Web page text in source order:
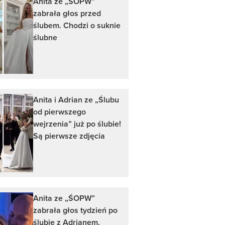
zabrała głos przed
ślubem. Chodzi o suknie
ślubne
Anita i Adrian ze „Ślubu
od pierwszego
wejrzenia” już po ślubie!
Są pierwsze zdjęcia
Anita ze „ŚOPW”
zabrała głos tydzień po
ślubie z Adrianem.